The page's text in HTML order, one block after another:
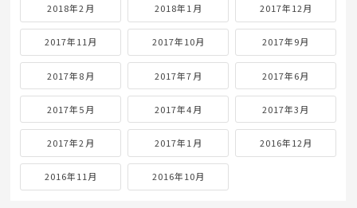
2018年2月 2018年1月 2017年12月
2017年11月 2017年10月 2017年9月
2017年8月 2017年7月 2017年6月
2017年5月 2017年4月 2017年3月
2017年2月 2017年1月 2016年12月
2016年11月 2016年10月